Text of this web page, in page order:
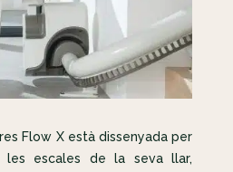
Flow X està dissenyada per
les escales de la seva llar,